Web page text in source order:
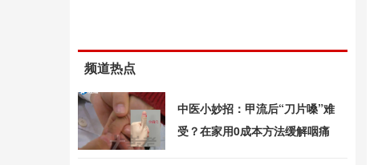
频道热点
中医小妙招：甲流后“刀片嗓”难
受？在家用0成本方法缓解咽痛